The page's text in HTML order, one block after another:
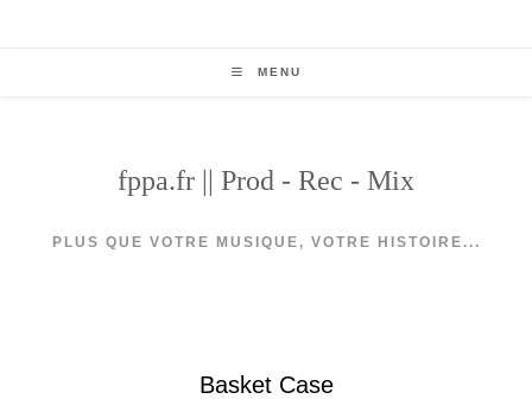
MENU
fppa.fr || Prod - Rec - Mix
PLUS QUE VOTRE MUSIQUE, VOTRE HISTOIRE...
Basket Case